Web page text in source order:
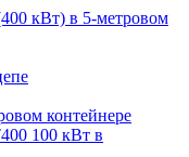
кВт) в 5-метровом
контейнере
100 кВт в